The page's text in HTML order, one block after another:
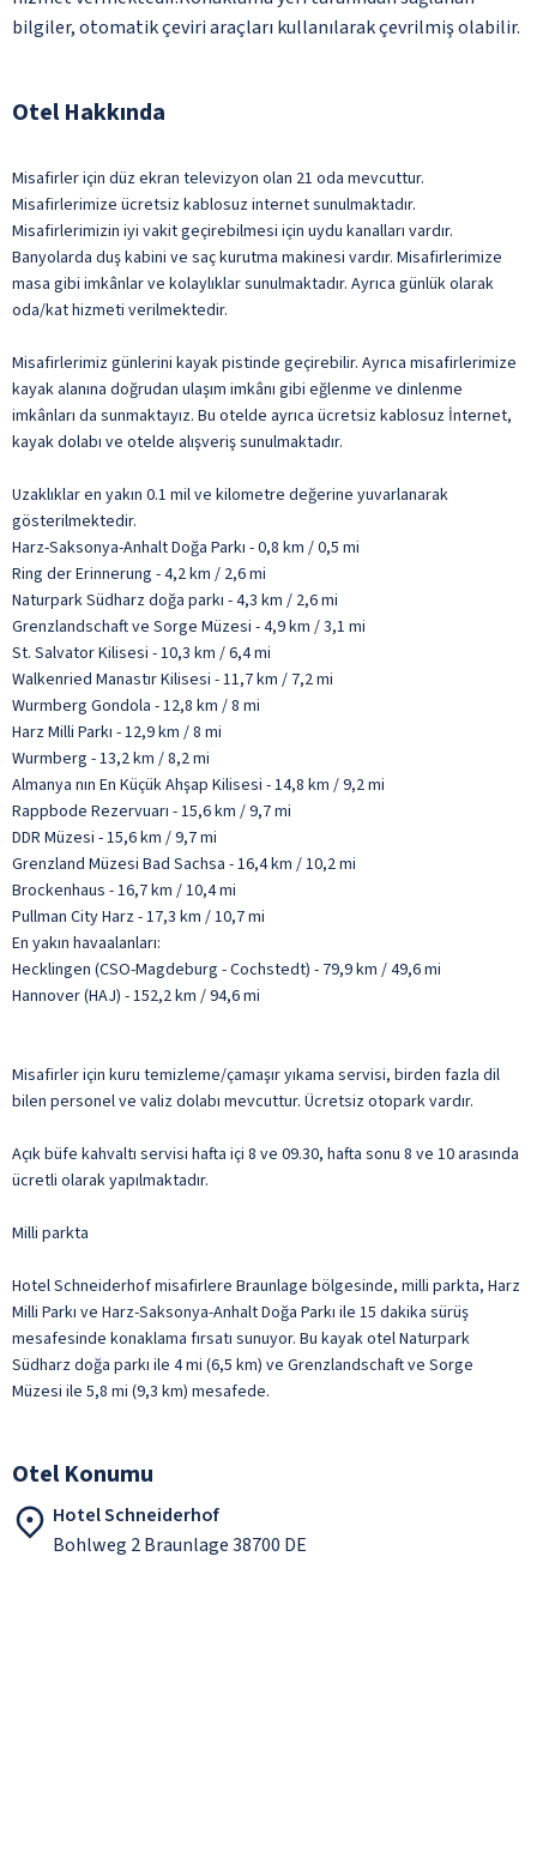
bilgiler, otomatik çeviri araçları kullanılarak çevrilmiş olabilir.
Otel Hakkında
Misafirler için düz ekran televizyon olan 21 oda mevcuttur.
Misafirlerimize ücretsiz kablosuz internet sunulmaktadır.
Misafirlerimizin iyi vakit geçirebilmesi için uydu kanalları vardır.
Banyolarda duş kabini ve saç kurutma makinesi vardır. Misafirlerimize
masa gibi imkânlar ve kolaylıklar sunulmaktadır. Ayrıca günlük olarak
oda/kat hizmeti verilmektedir.
Misafirlerimiz günlerini kayak pistinde geçirebilir. Ayrıca misafirlerimize
kayak alanına doğrudan ulaşım imkânı gibi eğlenme ve dinlenme
imkânları da sunmaktayız. Bu otelde ayrıca ücretsiz kablosuz İnternet,
kayak dolabı ve otelde alışveriş sunulmaktadır.
Uzaklıklar en yakın 0.1 mil ve kilometre değerine yuvarlanarak
gösterilmektedir.
Harz-Saksonya-Anhalt Doğa Parkı - 0,8 km / 0,5 mi
Ring der Erinnerung - 4,2 km / 2,6 mi
Naturpark Südharz doğa parkı - 4,3 km / 2,6 mi
Grenzlandschaft ve Sorge Müzesi - 4,9 km / 3,1 mi
St. Salvator Kilisesi - 10,3 km / 6,4 mi
Walkenried Manastır Kilisesi - 11,7 km / 7,2 mi
Wurmberg Gondola - 12,8 km / 8 mi
Harz Milli Parkı - 12,9 km / 8 mi
Wurmberg - 13,2 km / 8,2 mi
Almanya nın En Küçük Ahşap Kilisesi - 14,8 km / 9,2 mi
Rappbode Rezervuarı - 15,6 km / 9,7 mi
DDR Müzesi - 15,6 km / 9,7 mi
Grenzland Müzesi Bad Sachsa - 16,4 km / 10,2 mi
Brockenhaus - 16,7 km / 10,4 mi
Pullman City Harz - 17,3 km / 10,7 mi
En yakın havaalanları:
Hecklingen (CSO-Magdeburg - Cochstedt) - 79,9 km / 49,6 mi
Hannover (HAJ) - 152,2 km / 94,6 mi
Misafirler için kuru temizleme/çamaşır yıkama servisi, birden fazla dil
bilen personel ve valiz dolabı mevcuttur. Ücretsiz otopark vardır.
Açık büfe kahvaltı servisi hafta içi 8 ve 09.30, hafta sonu 8 ve 10 arasında
ücretli olarak yapılmaktadır.
Milli parkta
Hotel Schneiderhof misafirlere Braunlage bölgesinde, milli parkta, Harz
Milli Parkı ve Harz-Saksonya-Anhalt Doğa Parkı ile 15 dakika sürüş
mesafesinde konaklama fırsatı sunuyor. Bu kayak otel Naturpark
Südharz doğa parkı ile 4 mi (6,5 km) ve Grenzlandschaft ve Sorge
Müzesi ile 5,8 mi (9,3 km) mesafede.
Otel Konumu
Hotel Schneiderhof
Bohlweg 2 Braunlage 38700 DE